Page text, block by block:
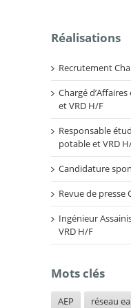
Réalisations
Recrutement
Chargé
et VRD H/F
Responsable
potable et VRD
Candidature
Revue de presse
Ingénieur
VRD H/F
Mots clés
AEP réseau